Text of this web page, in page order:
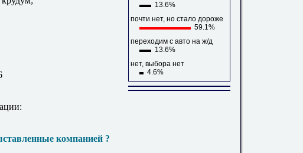
компанией ?
13.6%
почти нет, но стало дороже
59.1%
переходим с авто на ж/д
13.6%
нет, выбора нет
4.6%